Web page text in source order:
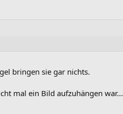
bringen sie gar nichts.
mal ein Bild aufzuhängen war...